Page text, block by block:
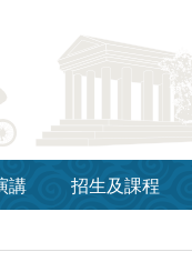
講 招生及課程